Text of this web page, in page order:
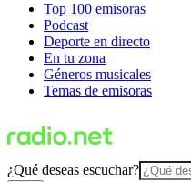
Top 100 emisoras
Podcast
Deporte en directo
En tu zona
Géneros musicales
Temas de emisoras
¿Qué deseas escuchar?